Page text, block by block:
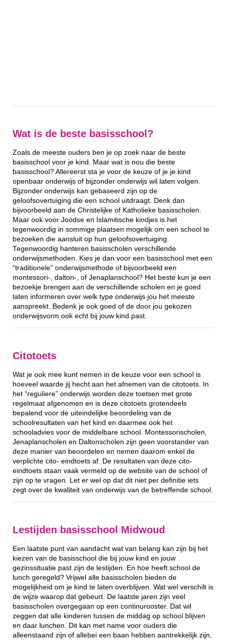
Wat is de beste basisschool?
Zoals de meeste ouders ben je op zoek naar de beste
basisschool voor je kind. Maar wat is nou die beste
basisschool? Allereerst sta je voor de keuze of je je kind
openbaar onderwijs of bijzonder onderwijs wil laten volgen.
Bijzonder onderwijs kan gebaseerd zijn op de
geloofsovertuiging die een school uitdraagt. Denk dan
bijvoorbeeld aan de Christelijke of Katholieke basisscholen.
Maar ook voor Joodse en Islamitische kindjes is het
tegenwoordig in sommige plaatsen mogelijk om een school te
bezoeken die aansluit op hun geloofsovertuiging.
Tegenwoordig hanteren basisscholen verschillende
onderwijsmethoden. Kies je dan voor een basisschool met een
“traditionele” onderwijsmethode of bijvoorbeeld een
montessori-, dalton-, of Jenaplanschool? Het beste kun je een
bezoekje brengen aan de verschillende scholen en je goed
laten informeren over welk type onderwijs jou het meeste
aanspreekt. Bedenk je ook goed of de door jou gekozen
onderwijsvorm ook echt bij jouw kind past.
Citotoets
Wat je ook mee kunt nemen in de keuze voor een school is
hoeveel waarde jij hecht aan het afnemen van de citotoets. In
het “reguliere” onderwijs worden deze toetsen met grote
regelmaat afgenomen en is deze citotoets grotendeels
bepalend voor de uiteindelijke beoordeling van de
schoolresultaten van het kind en daarmee ook het
schooladvies voor de middelbare school. Montessorischolen,
Jenaplanscholen en Daltonscholen zijn geen voorstander van
deze manier van beoordelen en nemen daarom enkel de
verplichte cito- eindtoets af. De resultaten van deze cito-
eindtoets staan vaak vermeld op de website van de school of
zijn op te vragen. Let er wel op dat dit niet per definitie iets
zegt over de kwaliteit van onderwijs van de betreffende school.
Lestijden basisschool Midwoud
Een laatste punt van aandacht wat van belang kan zijn bij het
kiezen van de basisschool die bij jouw kind en jouw
gezinssituatie past zijn de lestijden. En hoe heeft school de
lunch geregeld? Vrijwel alle basisscholen bieden de
mogelijkheid om je kind te laten overblijven. Wat wel verschilt is
de wijze waarop dat gebeurt. De laatste jaren zijn veel
basisscholen overgegaan op een continurooster. Dat wil
zeggen dat alle kinderen tussen de middag op school blijven
en daar lunchen. Dit kan met name voor ouders die
alleenstaand zijn of allebei een baan hebben aantrekkelijk zijn,